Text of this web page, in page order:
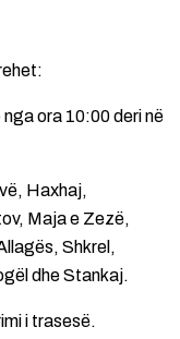
ora 10:00 deri në
Haxhaj,
Maja e Zezë,
Shkrel,
dhe Stankaj.
i trasesë.